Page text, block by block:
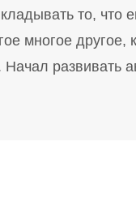
то, что
многое другое,
развивать